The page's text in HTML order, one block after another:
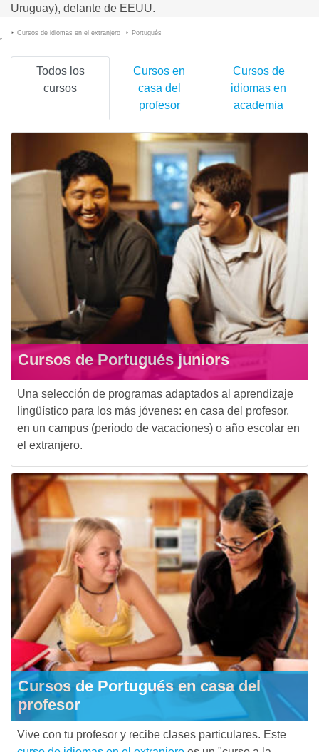
Uruguay), delante de EEUU.
Cursos de idiomas en el extranjero Portugués
Todos los
cursos
Cursos en
casa del
profesor
Cursos de
idiomas en
academia
Cursos de Portugués juniors
Una selección de programas adaptados al aprendizaje
lingüístico para los más jóvenes: en casa del profesor,
en un campus (periodo de vacaciones) o año escolar en
el extranjero.
Cursos de Portugués en casa del
profesor
Vive con tu profesor y recibe clases particulares. Este